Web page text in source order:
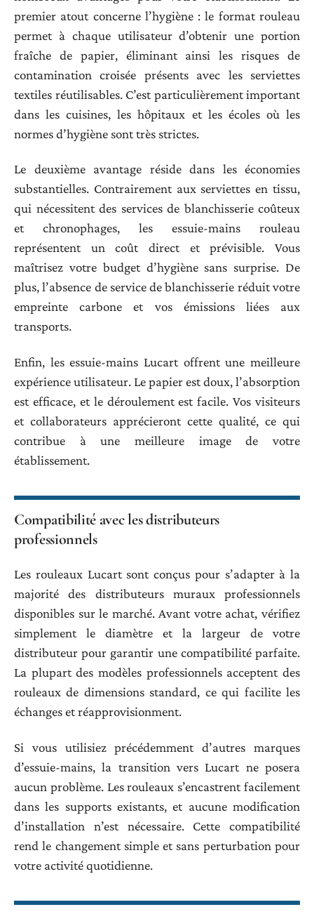
premier atout concerne l’hygiène : le format rouleau
permet à chaque utilisateur d’obtenir une portion
fraîche de papier, éliminant ainsi les risques de
contamination croisée présents avec les serviettes
textiles réutilisables. C’est particulièrement important
dans les cuisines, les hôpitaux et les écoles où les
normes d’hygiène sont très strictes.
Le deuxième avantage réside dans les économies
substantielles. Contrairement aux serviettes en tissu,
qui nécessitent des services de blanchisserie coûteux
et chronophages, les essuie-mains rouleau
représentent un coût direct et prévisible. Vous
maîtrisez votre budget d’hygiène sans surprise. De
plus, l’absence de service de blanchisserie réduit votre
empreinte carbone et vos émissions liées aux
transports.
Enfin, les essuie-mains Lucart offrent une meilleure
expérience utilisateur. Le papier est doux, l’absorption
est efficace, et le déroulement est facile. Vos visiteurs
et collaborateurs apprécieront cette qualité, ce qui
contribue à une meilleure image de votre
établissement.
Compatibilité avec les distributeurs
professionnels
Les rouleaux Lucart sont conçus pour s’adapter à la
majorité des distributeurs muraux professionnels
disponibles sur le marché. Avant votre achat, vérifiez
simplement le diamètre et la largeur de votre
distributeur pour garantir une compatibilité parfaite.
La plupart des modèles professionnels acceptent des
rouleaux de dimensions standard, ce qui facilite les
échanges et réapprovisionment.
Si vous utilisiez précédemment d’autres marques
d’essuie-mains, la transition vers Lucart ne posera
aucun problème. Les rouleaux s’encastrent facilement
dans les supports existants, et aucune modification
d’installation n’est nécessaire. Cette compatibilité
rend le changement simple et sans perturbation pour
votre activité quotidienne.